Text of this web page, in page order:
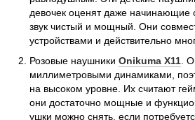
девочек оценят даже начинающие
звук чистый и мощный. Они
устройствами и действительно
Розовые наушники Onikuma X11 .
миллиметровыми динамиками,
на высоком уровне. Их считают
они достаточно мощные и
ушки можно снять, если